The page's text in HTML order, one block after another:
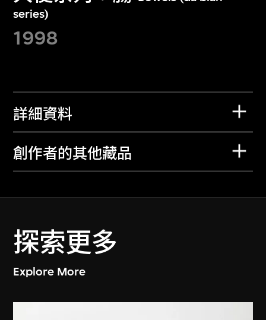
series)
1998
詳細資料
創作者的其他藏品
探索更多
Explore More